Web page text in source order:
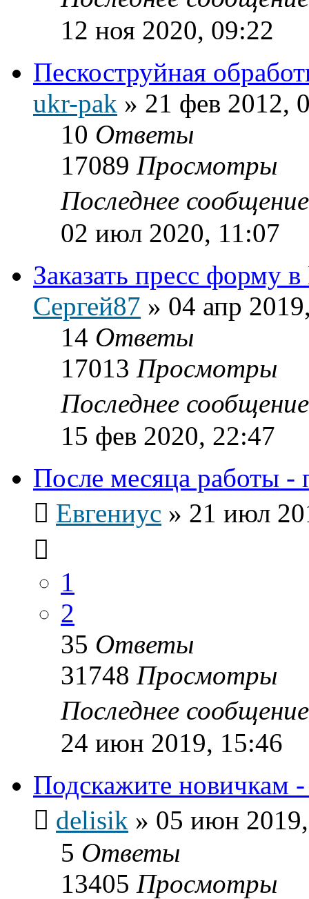
12 ноя 2020, 09:22
Пескоструйная
ukr-pak » 21 фев 2012,
10 Ответы
17089 Просмотры
Последнее
02 июл 2020, 11:07
Заказать пресс форму
Сергей87 » 04 апр
14 Ответы
17013 Просмотры
Последнее
15 фев 2020, 22:47
После месяца работы -
Евгениус » 21 июл
1
2
35 Ответы
31748 Просмотры
Последнее
24 июн 2019, 15:46
Подскажите новичкам
delisik » 05 июн
5 Ответы
13405 Просмотры